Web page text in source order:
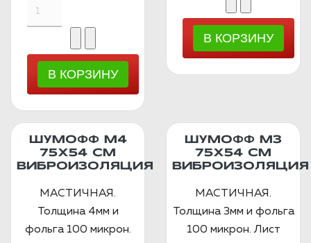
ШУМОФФ М4
75Х54 СМ
ВИБРОИЗОЛЯЦИЯ
МАСТИЧНАЯ.
Толщина 4мм и
фольга 100 микрон.
ШУМОФФ М3
75Х54 СМ
ВИБРОИЗОЛЯЦИЯ
МАСТИЧНАЯ.
Толщина 3мм и фольга
100 микрон. Лист